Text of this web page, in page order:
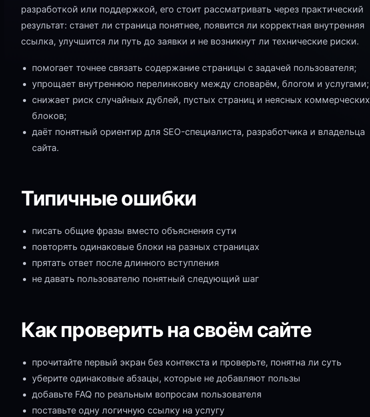
разработкой или поддержкой, его стоит рассматривать через практический
результат: станет ли страница понятнее, появится ли корректная внутренняя
ссылка, улучшится ли путь до заявки и не возникнут ли технические риски.
помогает точнее связать содержание страницы с задачей пользователя;
упрощает внутреннюю перелинковку между словарём, блогом и услугами;
снижает риск случайных дублей, пустых страниц и неясных коммерческих
блоков;
даёт понятный ориентир для SEO-специалиста, разработчика и владельца
сайта.
Типичные ошибки
писать общие фразы вместо объяснения сути
повторять одинаковые блоки на разных страницах
прятать ответ после длинного вступления
не давать пользователю понятный следующий шаг
Как проверить на своём сайте
прочитайте первый экран без контекста и проверьте, понятна ли суть
уберите одинаковые абзацы, которые не добавляют пользы
добавьте FAQ по реальным вопросам пользователя
поставьте одну логичную ссылку на услугу